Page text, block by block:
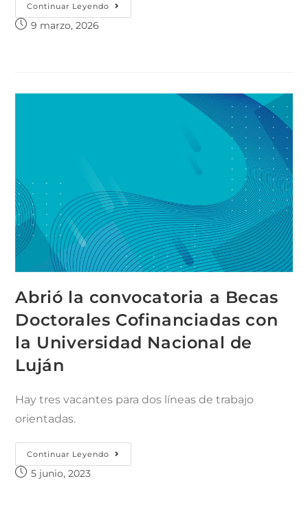
Continuar Leyendo
9 marzo, 2026
Abrió la convocatoria a Becas
Doctorales Cofinanciadas con
la Universidad Nacional de
Luján
Hay tres vacantes para dos líneas de trabajo
orientadas.
Continuar Leyendo
5 junio, 2023